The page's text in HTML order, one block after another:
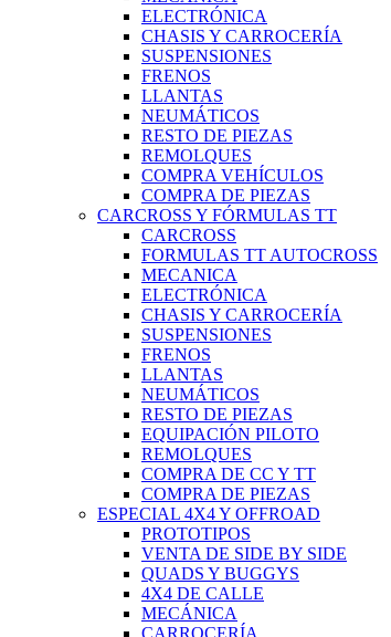
ELECTRÓNICA
CHASIS Y CARROCERÍA
SUSPENSIONES
FRENOS
LLANTAS
NEUMÁTICOS
RESTO DE PIEZAS
REMOLQUES
COMPRA VEHÍCULOS
COMPRA DE PIEZAS
CARCROSS Y FÓRMULAS TT
CARCROSS
FORMULAS TT AUTOCROSS
MECANICA
ELECTRÓNICA
CHASIS Y CARROCERÍA
SUSPENSIONES
FRENOS
LLANTAS
NEUMÁTICOS
RESTO DE PIEZAS
EQUIPACIÓN PILOTO
REMOLQUES
COMPRA DE CC Y TT
COMPRA DE PIEZAS
ESPECIAL 4X4 Y OFFROAD
PROTOTIPOS
VENTA DE SIDE BY SIDE
QUADS Y BUGGYS
4X4 DE CALLE
MECÁNICA
CARROCERÍA